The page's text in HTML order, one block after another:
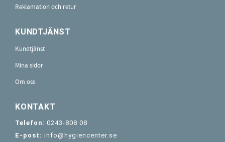
Reklamation och retur
KUNDTJÄNST
Kundtjänst
Mina sidor
Om oss
KONTAKT
Telefon: 0243-808 08
E-post: info@hygiencenter.se